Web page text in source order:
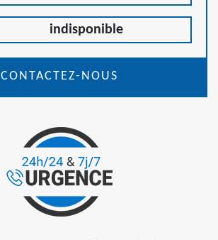
indisponible
CONTACTEZ-NOUS